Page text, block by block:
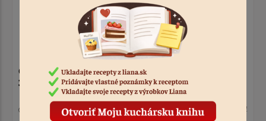
Gél Glaze Topping White
375g
Kód: 6318
Cold Juice Binder 175g
7 ks Kód: 6311